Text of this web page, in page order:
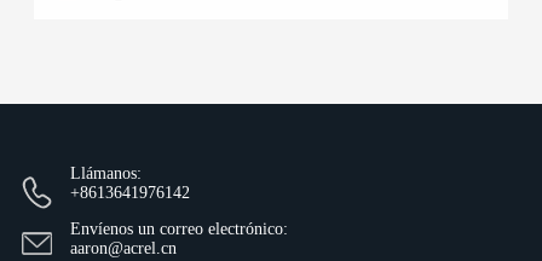
Llámanos:
+8613641976142
Envíenos un correo electrónico:
aaron@acrel.cn